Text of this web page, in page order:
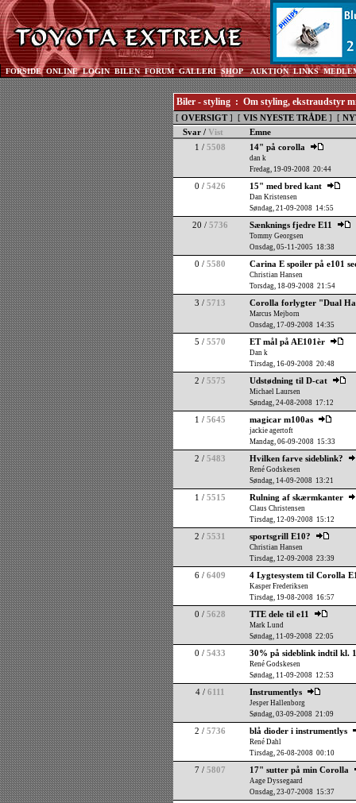
FORSIDE ONLINE LOGIN BILEN FORUM GALLERI SHOP AUKTION LINKS
Biler - styling : Om styling, ekstraudstyr
[ OVERSIGT] [ VIS NYESTE TRÅDE ] [
Svar / Vist
Emne
1 / 5508 14" på corolla
dan k
Fredag, 19-09-2008 20:44
0 / 5426 15" med bred kant
Dan Kristensen
Søndag, 21-09-2008 14:55
20 / 5736 Sænknings fjedre E11
Tommy Georgsen
Onsdag, 05-11-2005 18:38
0 / 5580 Carina E spoiler på e101
Christian Hansen
Torsdag, 18-09-2008 21:54
3 / 5713 Corolla forlygter "Dual
Marcus Mejborn
Onsdag, 17-09-2008 14:35
5 / 5570 ET mål på AE101èr
Dan k
Tirsdag, 16-09-2008 20:48
2 / 5575 Udstødning til D-cat
Michael Laursen
Søndag, 24-08-2008 17:12
1 / 5645 magicar m100as
jackie agertoft
Mandag, 06-09-2008 15:33
2 / 5483 Hvilken farve sideblink?
René Godskesen
Søndag, 14-09-2008 13:21
1 / 5515 Rulning af skærmkanter
Claus Christensen
Tirsdag, 12-09-2008 15:12
2 / 5531 sportsgrill E10?
Christian Hansen
Tirsdag, 12-09-2008 23:39
6 / 6409 4 Lygtesystem til Corolla
Kasper Frederiksen
Tirsdag, 19-08-2008 16:57
0 / 5628 TTE dele til e11
Mark Lund
Søndag, 11-09-2008 22:05
0 / 5433 30% på sideblink indtil kl.
René Godskesen
Søndag, 11-09-2008 12:53
4 / 6111 Instrumentlys
Jesper Hallenborg
Søndag, 03-09-2008 21:09
2 / 5736 blå dioder i instrumentlys
René Dahl
Tirsdag, 26-08-2008 00:10
7 / 5807 17" sutter på min Corolla
Aage Dyssegaard
Onsdag, 23-07-2008 15:37